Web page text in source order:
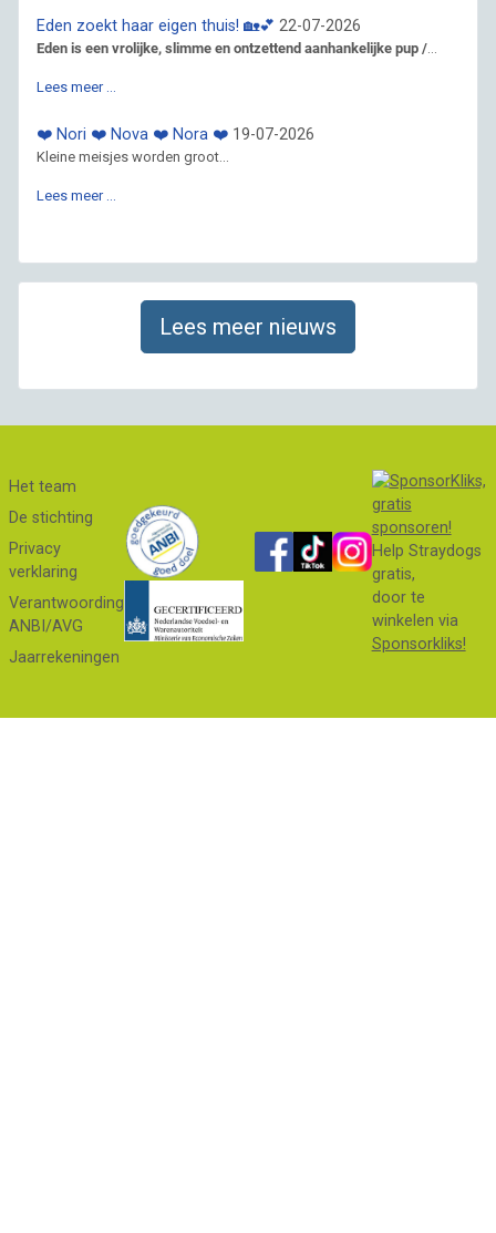
Eden zoekt haar eigen thuis! 🏡💕 22-07-2026
Eden is een vrolijke, slimme en ontzettend aanhankelijke pup /
Lees meer …
❤️ Nori ❤️ Nova ❤️ Nora ❤️ 19-07-2026
Kleine meisjes worden groot...
Lees meer …
Lees meer nieuws
Het team
De stichting
Privacy
verklaring
Verantwoording
ANBI/AVG
Jaarrekeningen
Help Straydogs
gratis,
door te
winkelen via
Sponsorkliks!